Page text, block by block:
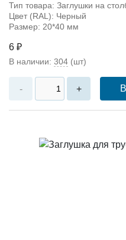
Тип товара: Заглушки на
Цвет (RAL): Черный
Размер: 20*40 мм
6 ₽
В наличии: 304 (шт)
- +